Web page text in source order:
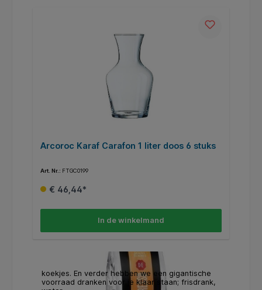
Arcoroc Karaf Carafon 1 liter doos 6 stuks
Art. Nr.: FTGC0199
€ 46,44*
In de winkelmand
koekjes. En verder hebben we een gigantische
voorraad dranken voor je klaar staan; frisdrank,